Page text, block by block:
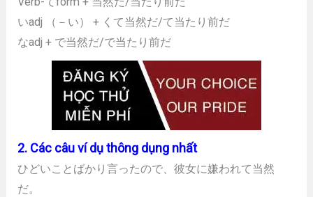
いadj （－い） + くて当然だ/て当たり前だ
なadj + で当然だ/で当たり前だ
2. Các câu ví dụ thông dụng nhất
ひどいことばかり言ったので、彼女に嫌われて当然
だ。